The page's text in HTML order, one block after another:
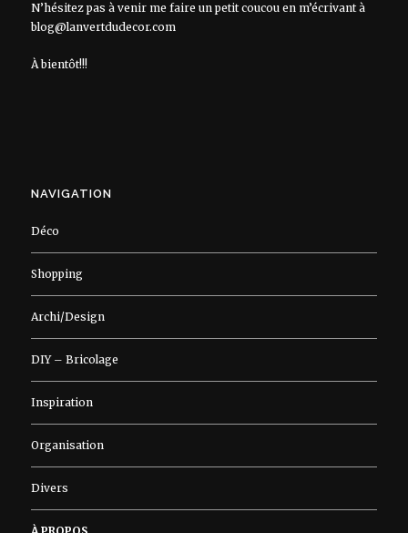
N’hésitez pas à venir me faire un petit coucou en m’écrivant à
blog@lanvertdudecor.com
À bientôt!!!
NAVIGATION
Déco
Shopping
Archi/Design
DIY – Bricolage
Inspiration
Organisation
Divers